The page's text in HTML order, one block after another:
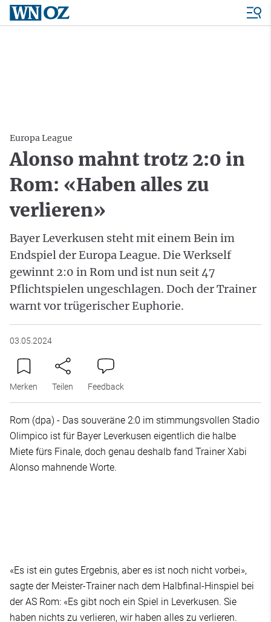
Europa League
Alonso mahnt trotz 2:0 in
Rom: «Haben alles zu
verlieren»
Bayer Leverkusen steht mit einem Bein im
Endspiel der Europa League. Die Werkself
gewinnt 2:0 in Rom und ist nun seit 47
Pflichtspielen ungeschlagen. Doch der Trainer
warnt vor trügerischer Euphorie.
03.05.2024
Merken Teilen Feedback
Rom (dpa) - Das souveräne 2:0 im stimmungsvollen Stadio
Olimpico ist für Bayer Leverkusen eigentlich die halbe
Miete fürs Finale, doch genau deshalb fand Trainer Xabi
Alonso mahnende Worte.
«Es ist ein gutes Ergebnis, aber es ist noch nicht vorbei»,
sagte der Meister-Trainer nach dem Halbfinal-Hinspiel bei
der AS Rom: «Es gibt noch ein Spiel in Leverkusen. Sie
haben nichts zu verlieren, wir haben alles zu verlieren.